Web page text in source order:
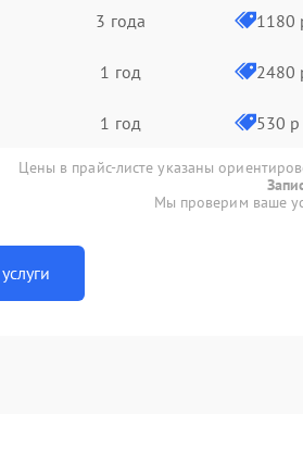
3 года 1180
1 год 2480
1 год 530 р
Цены в прайс-листе указаны
Мы проверим ваше